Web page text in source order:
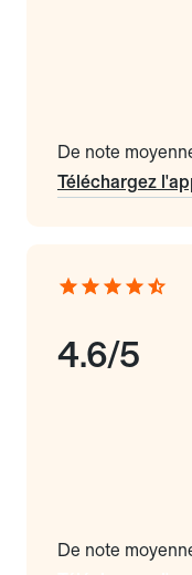
De note
Téléchargez
4.6/5
De note